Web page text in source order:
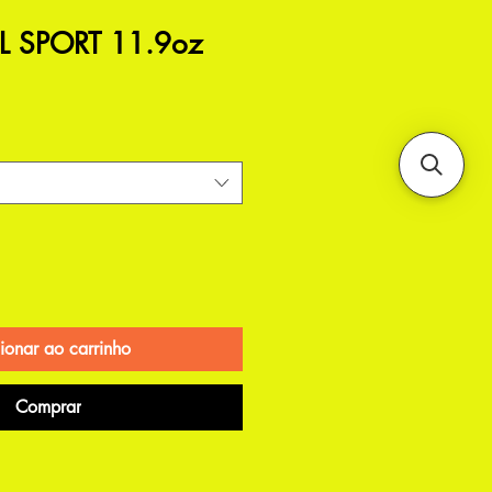
SPORT 11.9oz
ao carrinho
Comprar